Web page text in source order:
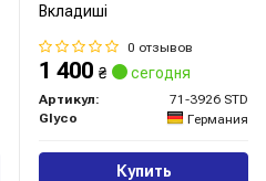
Вкладиші
0 отзывов
1 400 ₴ сегодня
Артикул:
71-3926 STD
Glyco
Германия
Купить